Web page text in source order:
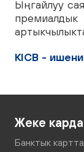
Ыңгайлуу
KICB -
Жеке
Банктык